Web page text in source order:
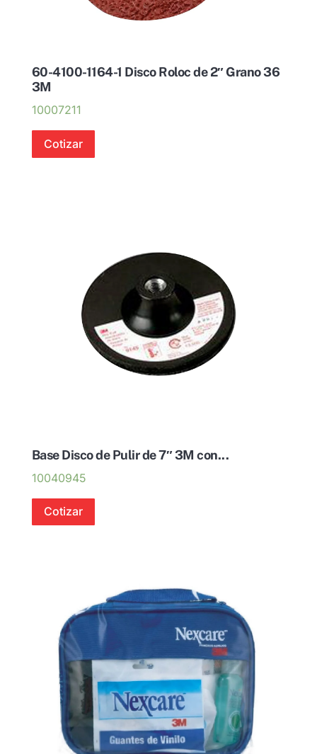
60-4100-1164-1 Disco Roloc de 2″ Grano 36
3M
10007211
Cotizar
Base Disco de Pulir de 7″ 3M con...
10040945
Cotizar